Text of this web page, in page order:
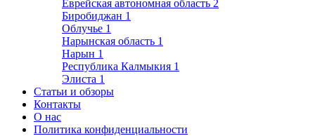
Еврейская автономная область 2
Биробиджан 1
Облучье 1
Нарынская область 1
Нарын 1
Республика Калмыкия 1
Элиста 1
Статьи и обзоры
Контакты
О нас
Политика конфиденциальности